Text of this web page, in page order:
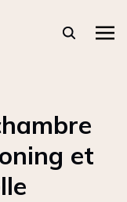
et